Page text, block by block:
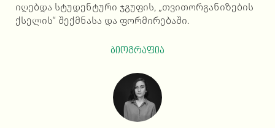
იღებდა სტუდენტური ჯგუფის, „თვითორგანიზების
ქსელის“ შექმნასა და ფორმირებაში.
ბიოგრაფია